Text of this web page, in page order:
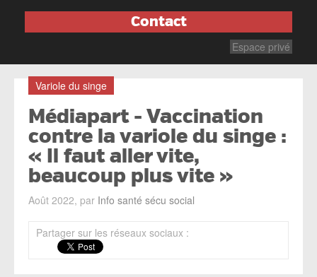
Contact
Espace privé
Variole du singe
Médiapart - Vaccination
contre la variole du singe :
« Il faut aller vite,
beaucoup plus vite »
Août 2022, par Info santé sécu social
Partager sur les réseaux sociaux :